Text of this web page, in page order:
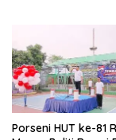
Porseni HUT ke-81